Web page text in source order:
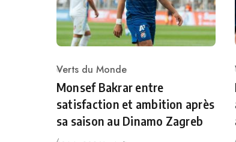
Category
Verts du Monde
Monsef Bakrar entre
satisfaction et ambition après
sa saison au Dinamo Zagreb